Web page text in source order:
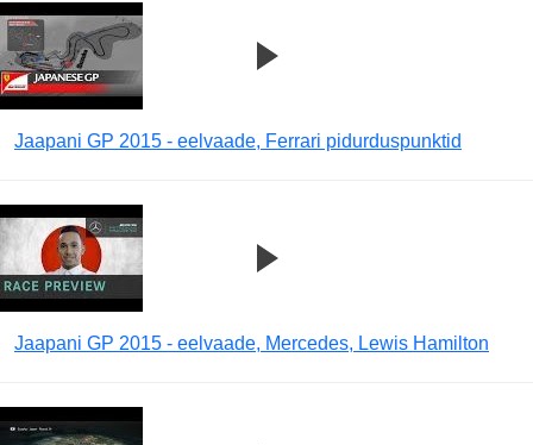
Jaapani GP 2015 - eelvaade, Ferrari pidurduspunktid
Jaapani GP 2015 - eelvaade, Mercedes, Lewis Hamilton